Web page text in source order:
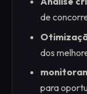
de
dos
para